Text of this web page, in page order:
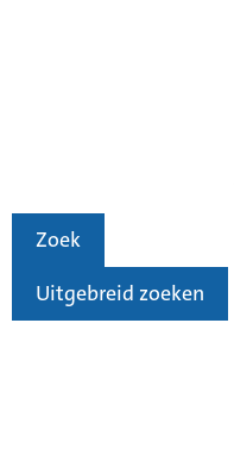
Zoek
Uitgebreid zoeken